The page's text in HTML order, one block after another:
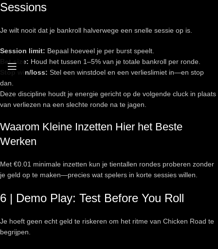
Sessions
Je wilt nooit dat je bankroll halverwege een snelle sessie op is.
Session limit: Bepaal hoeveel je per burst speelt.
Bet size: Houd het tussen 1–5% van je totale bankroll per ronde.
Stop win/loss: Stel een winstdoel en een verlieslimiet in—en stop
dan.
Deze discipline houdt je energie gericht op de volgende cluck in plaats
van verliezen na een slechte ronde na te jagen.
Waarom Kleine Inzetten Hier het Beste
Werken
Met €0.01 minimale inzetten kun je tientallen rondes proberen zonder
je geld op te maken—precies wat spelers in korte sessies willen.
6 | Demo Play: Test Before You Roll
Je hoeft geen echt geld te riskeren om het ritme van Chicken Road te
begrijpen.